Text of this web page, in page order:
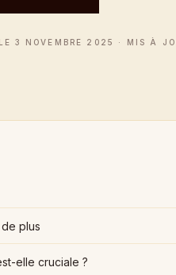
3 NOVEMBRE 2025 · MIS À
plus
elle cruciale ?